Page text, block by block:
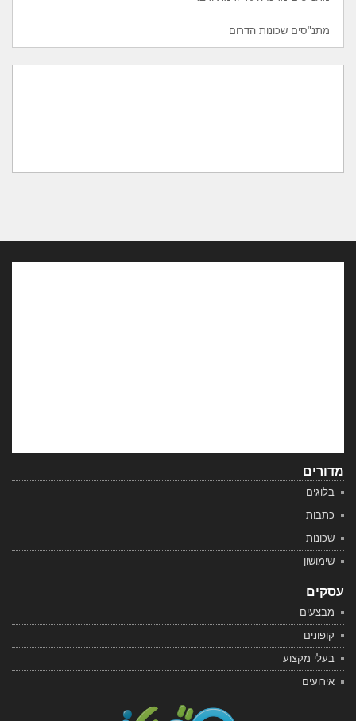
מתנ"סים שכונות הדרום
מדורים
בלוגים
כתבות
שכונות
שימושון
עסקים
מבצעים
קופונים
בעלי מקצוע
אירועים